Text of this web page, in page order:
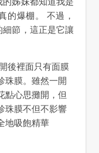
的爆棚。 不過，
節，這正是它讓
後裡面只有面膜
珠膜。雖然一開
點心思攤開，但
珠膜不但不影響
地吸飽精華